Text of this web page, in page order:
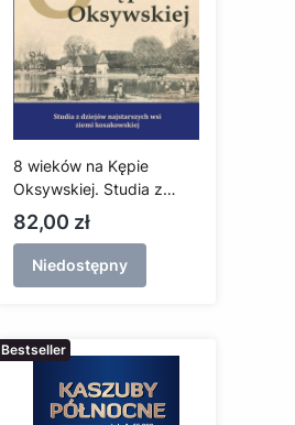
8 wieków na Kępie
Oksywskiej. Studia z
dziejów najstarszych wsi
ziemi kosakowskiej
Cena
82,00 zł
Niedostępny
Bestseller